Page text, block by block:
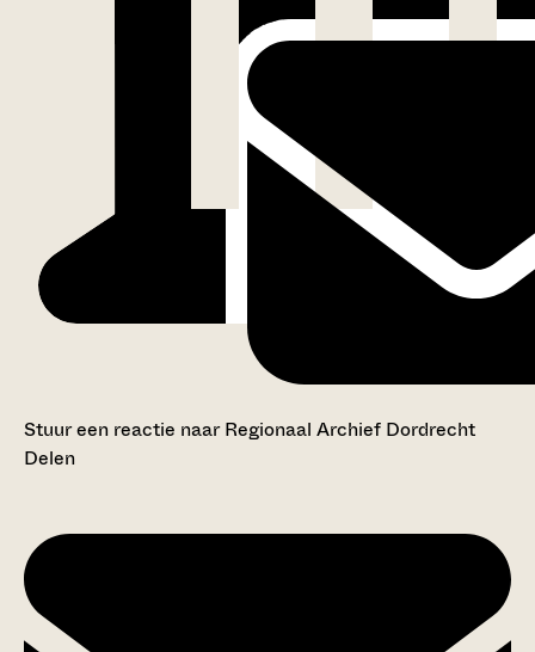
Stuur een reactie naar Regionaal Archief Dordrecht
Delen